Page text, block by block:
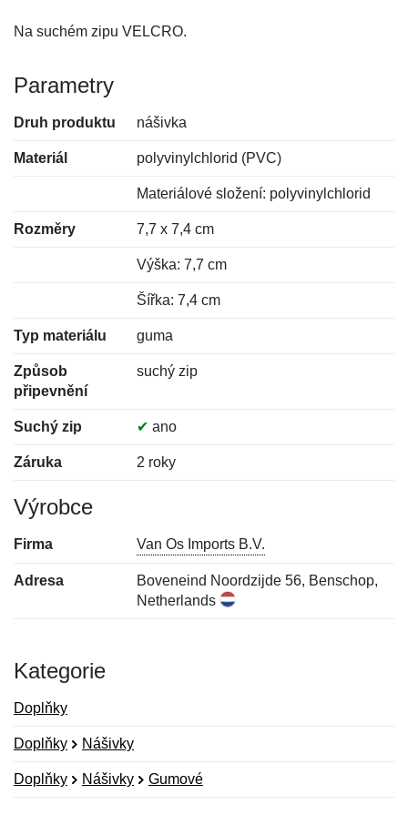
Na suchém zipu VELCRO.
Parametry
Druh produktu nášivka
Materiál polyvinylchlorid (PVC)
Materiálové složení: polyvinylchlorid
Rozměry 7,7 x 7,4 cm
Výška: 7,7 cm
Šířka: 7,4 cm
Typ materiálu guma
Způsob
připevnění
suchý zip
Suchý zip ✔ ano
Záruka 2 roky
Výrobce
Firma Van Os Imports B.V.
Adresa
Boveneind Noordzijde 56, Benschop,
Netherlands
Kategorie
Doplňky
Doplňky Nášivky
Doplňky Nášivky Gumové